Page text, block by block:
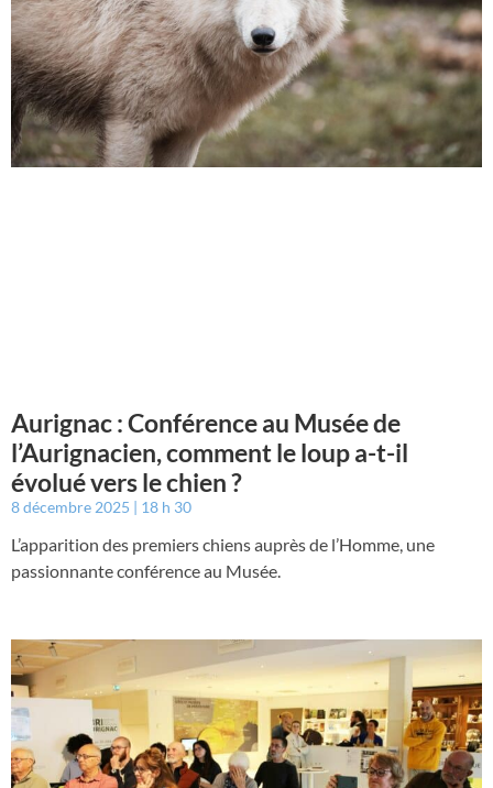
Aurignac : Conférence au Musée de
l’Aurignacien, comment le loup a-t-il
évolué vers le chien ?
8 décembre 2025 18 h 30
L’apparition des premiers chiens auprès de l’Homme, une
passionnante conférence au Musée.